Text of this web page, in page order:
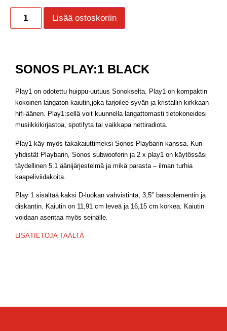
Lisää ostoskoriin
SONOS PLAY:1 BLACK
Play1 on odotettu huippu-uutuus Sonokselta. Play1 on kompaktin
kokoinen langaton kaiutin,joka tarjoilee syvän ja kristallin kirkkaan
hifi-äänen. Play1:sellä voit kuunnella langattomasti tietokoneidesi
musiikkikirjastoa, spotifyta tai vaikkapa nettiradiota.
Play1 käy myös takakaiuttimeksi Sonos Playbarin kanssa. Kun
yhdistät Playbarin, Sonos subwooferin ja 2 x play1 on käytössäsi
täydellinen 5.1 äänijärjestelmä ja mikä parasta – ilman turhia
kaapeliviidakoita.
Play 1 sisältää kaksi D-luokan vahvistinta, 3,5″ bassolementin ja
diskantin. Kaiutin on 11,91 cm leveä ja 16,15 cm korkea. Kaiutin
voidaan asentaa myös seinälle.
LISÄTIETOJA TÄÄLTÄ